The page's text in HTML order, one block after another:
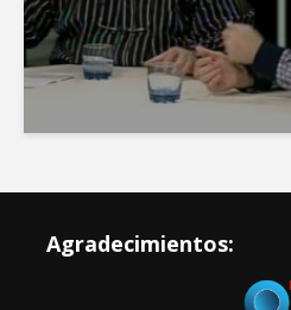
Agradecimientos: